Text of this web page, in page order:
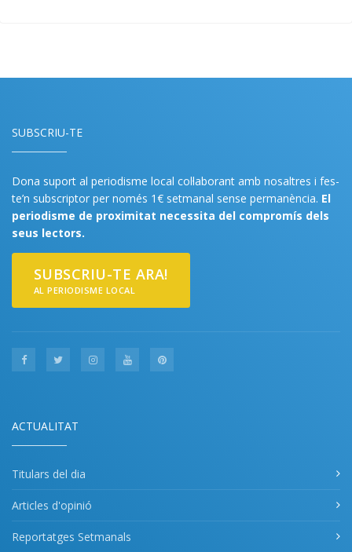
SUBSCRIU-TE
Dona suport al periodisme local col·laborant amb nosaltres i fes-
te’n subscriptor per només 1€ setmanal sense permanència. El
periodisme de proximitat necessita del compromís dels
seus lectors.
SUBSCRIU-TE ARA!
AL PERIODISME LOCAL
ACTUALITAT
Titulars del dia
Articles d'opinió
Reportatges Setmanals